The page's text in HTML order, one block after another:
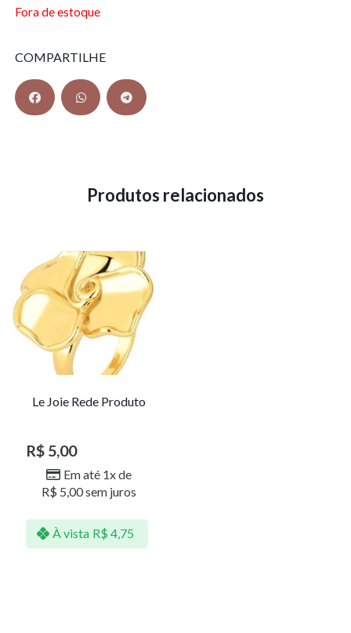
Fora de estoque
COMPARTILHE
Produtos relacionados
Le Joie Rede Produto
R$ 5,00
Em até 1x de
R$ 5,00sem juros
À vista R$ 4,75